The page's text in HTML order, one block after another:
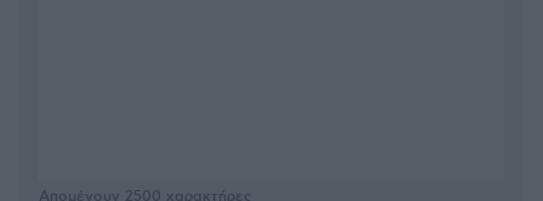
Απομένουν 2500 χαρακτήρες